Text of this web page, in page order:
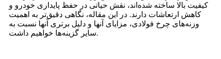
کیفیت بالا ساخته شده‌اند، نقش حیاتی در حفظ پایداری خودرو و
کاهش ارتعاشات دارند. در این مقاله، نگاهی دقیق‌تر به اهمیت
وزنه‌های چرخ فولادی، مزایای آنها و دلیل برتری آنها نسبت به
سایر گزینه‌ها خواهیم داشت.